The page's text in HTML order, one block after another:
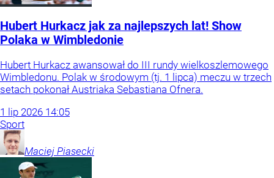
Hubert Hurkacz jak za najlepszych lat! Show
Polaka w Wimbledonie
Hubert Hurkacz awansował do III rundy wielkoszlemowego
Wimbledonu. Polak w środowym (tj. 1 lipca) meczu w trzech
setach pokonał Austriaka Sebastiana Ofnera.
1 lip 2026 14:05
Sport
Maciej Piasecki